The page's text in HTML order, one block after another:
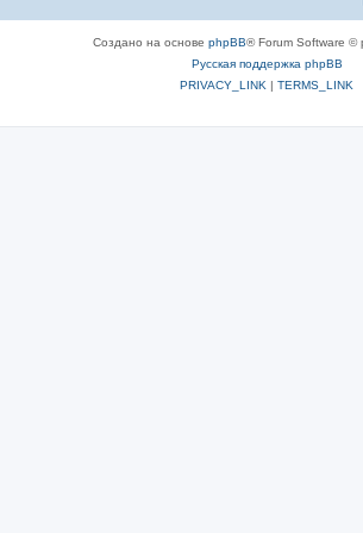
Создано на основе phpBB® Forum Software ©
Русская поддержка phpBB
PRIVACY_LINK | TERMS_LINK